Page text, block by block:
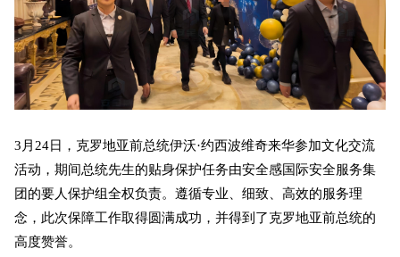
3月24日，克罗地亚前总统伊沃·约西波维奇来华参加文化交流
活动，期间总统先生的贴身保护任务由安全感国际安全服务集
团的要人保护组全权负责。遵循专业、细致、高效的服务理
念，此次保障工作取得圆满成功，并得到了克罗地亚前总统的
高度赞誉。